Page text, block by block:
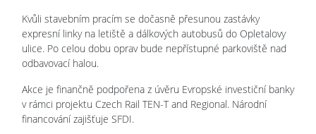
Kvůli stavebním pracím se dočasně přesunou zastávky
expresní linky na letiště a dálkových autobusů do Opletalovy
ulice. Po celou dobu oprav bude nepřístupné parkoviště nad
odbavovací halou.
Akce je finančně podpořena z úvěru Evropské investiční banky
v rámci projektu Czech Rail TEN-T and Regional. Národní
financování zajišťuje SFDI.